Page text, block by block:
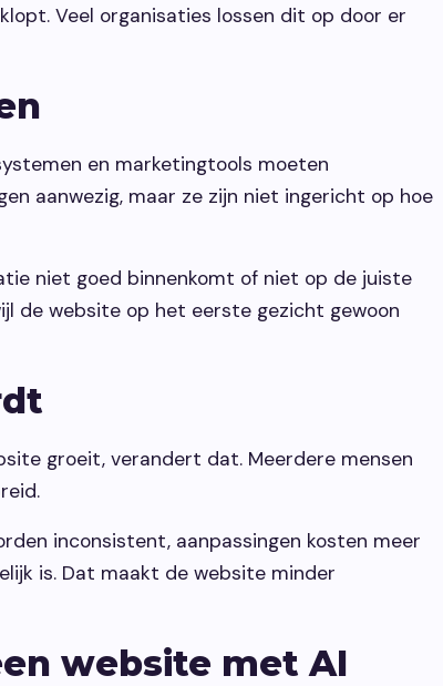
Veel organisaties lossen dit op door er
en marketingtools moeten
aanwezig, maar ze zijn niet ingericht op hoe
niet goed binnenkomt of niet op de juiste
de website op het eerste gezicht gewoon
groeit, verandert dat. Meerdere mensen
inconsistent, aanpassingen kosten meer
is. Dat maakt de website minder
website met AI